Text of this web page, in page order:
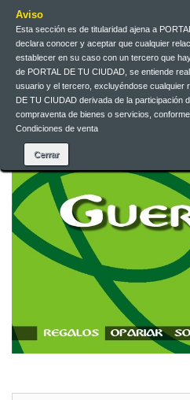
Aviso
Esta sección es de titularidad ajena a
declara conocer y aceptar que cualquier
establecer en su caso con un tercero que
de PORTAL DE TU CIUDAD, se entiende
usuario y el tercero, excluyéndose cualquier
DE TU CIUDAD derivada de la participación
compraventa de bienes o servicios,
Condiciones de venta
English
Contact us